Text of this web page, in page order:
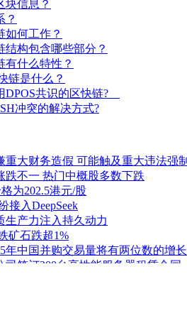
块信息？
？
如何工作？
结构包含哪些部分？
有什么特性？
链是什么？
DPOS共识的区快链?
冲突的解决方式?
重大财务造假 可能触及重大违法强
跌不一 热门中概股多数下跌
为202.5港元/股
接入DeepSeek
生产力注入持久动力
矿石跌超1%
年中国并购交易量将有两位数的增长
司签订200台高性能服务器租赁合同